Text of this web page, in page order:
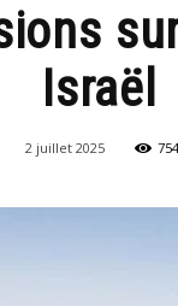
Israël
2 juillet 2025 754